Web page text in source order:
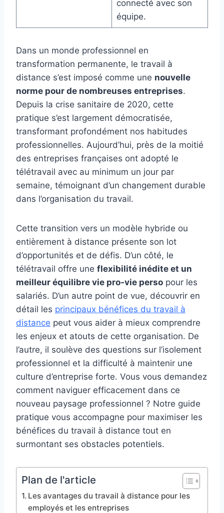
connecté avec son
équipe.
Dans un monde professionnel en
transformation permanente, le travail à
distance s’est imposé comme une nouvelle
norme pour de nombreuses entreprises.
Depuis la crise sanitaire de 2020, cette
pratique s’est largement démocratisée,
transformant profondément nos habitudes
professionnelles. Aujourd’hui, près de la moitié
des entreprises françaises ont adopté le
télétravail avec au minimum un jour par
semaine, témoignant d’un changement durable
dans l’organisation du travail.
Cette transition vers un modèle hybride ou
entièrement à distance présente son lot
d’opportunités et de défis. D’un côté, le
télétravail offre une flexibilité inédite et un
meilleur équilibre vie pro-vie perso pour les
salariés. D’un autre point de vue, découvrir en
détail les principaux bénéfices du travail à
distance peut vous aider à mieux comprendre
les enjeux et atouts de cette organisation. De
l’autre, il soulève des questions sur l’isolement
professionnel et la difficulté à maintenir une
culture d’entreprise forte. Vous vous demandez
comment naviguer efficacement dans ce
nouveau paysage professionnel ? Notre guide
pratique vous accompagne pour maximiser les
bénéfices du travail à distance tout en
surmontant ses obstacles potentiels.
Plan de l'article
Les avantages du travail à distance pour les
employés et les entreprises